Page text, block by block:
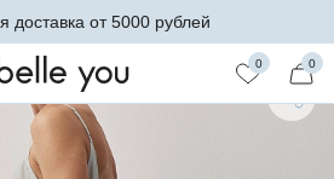
доставка от 5000 рублей
0 0